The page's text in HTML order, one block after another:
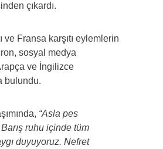
çıkardı.
ve Fransa karşıtı eylemlerin
sosyal medya
ve İngilizce
bulundu.
“Asla pes
ruhu içinde tüm
duyuyoruz. Nefret